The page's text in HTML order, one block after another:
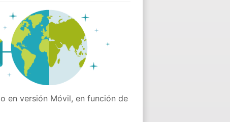
en versión Móvil, en función de